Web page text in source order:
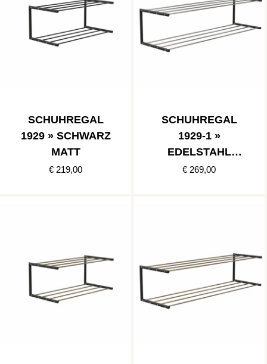
SCHUHREGAL
1929 » SCHWARZ
MATT
€ 219,00
SCHUHREGAL
1929-1 »
EDELSTAHL
POLIERT/SCHWA
€ 269,00